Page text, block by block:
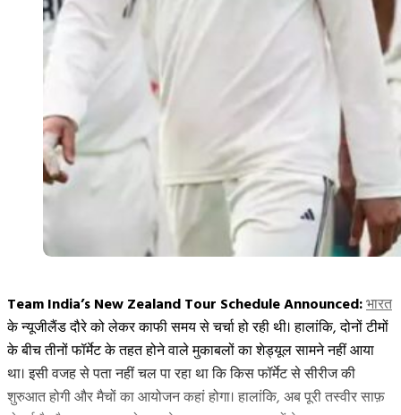
Team India’s New Zealand Tour Schedule Announced:भारत
के न्यूजीलैंड दौरे को लेकर काफी समय से चर्चा हो रही थी। हालांकि, दोनों टीमों
के बीच तीनों फॉर्मेट के तहत होने वाले मुकाबलों का शेड्यूल सामने नहीं आया
था। इसी वजह से पता नहीं चल पा रहा था कि किस फॉर्मेट से सीरीज की
शुरुआत होगी और मैचों का आयोजन कहां होगा। हालांकि, अब पूरी तस्वीर साफ़